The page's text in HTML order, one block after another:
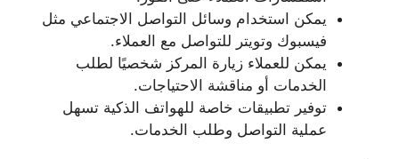
يمكن استخدام وسائل التواصل الاجتماعي مثل
فيسبوك وتويتر للتواصل مع العملاء.
يمكن للعملاء زيارة المركز شخصيًا لطلب
الخدمات أو مناقشة الاحتياجات.
توفير تطبيقات خاصة للهواتف الذكية تسهل
عملية التواصل وطلب الخدمات.